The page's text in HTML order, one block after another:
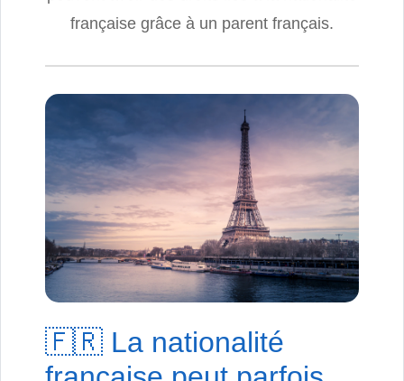
française grâce à un parent français.
🇫🇷 La nationalité